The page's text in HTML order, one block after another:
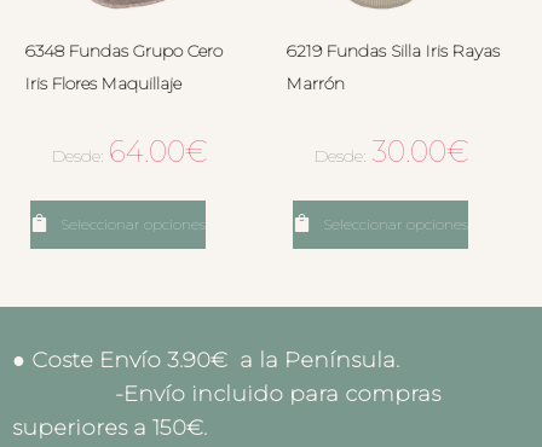
6348 Fundas Grupo Cero
Iris Flores Maquillaje
Desde: 64.00€
Seleccionar opciones
6219 Fundas Silla Iris Rayas
Marrón
Desde: 30.00€
Seleccionar opciones
● Coste Envío 3.90€ a la Península.
-Envío incluido para compras
superiores a 150€.